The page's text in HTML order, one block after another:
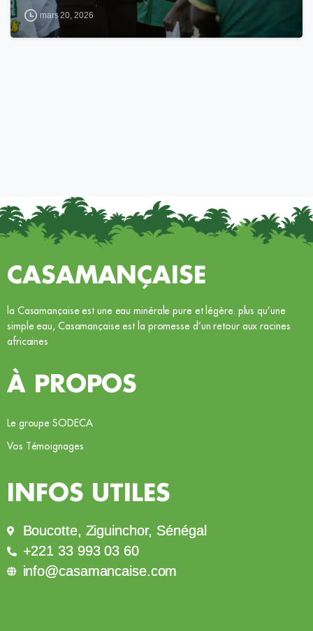
mars 20, 2026
CASAMANÇAISE
la Casamançaise est une eau minérale pure et légère. plus qu’une
simple eau, Casamançaise est la promesse d’un retour aux racines
africaines
À PROPOS
Le groupe SODECA
Vos Témoignages
INFOS UTILES
Boucotte, Ziguinchor, Sénégal
+221 33 993 03 60
info@casamancaise.com